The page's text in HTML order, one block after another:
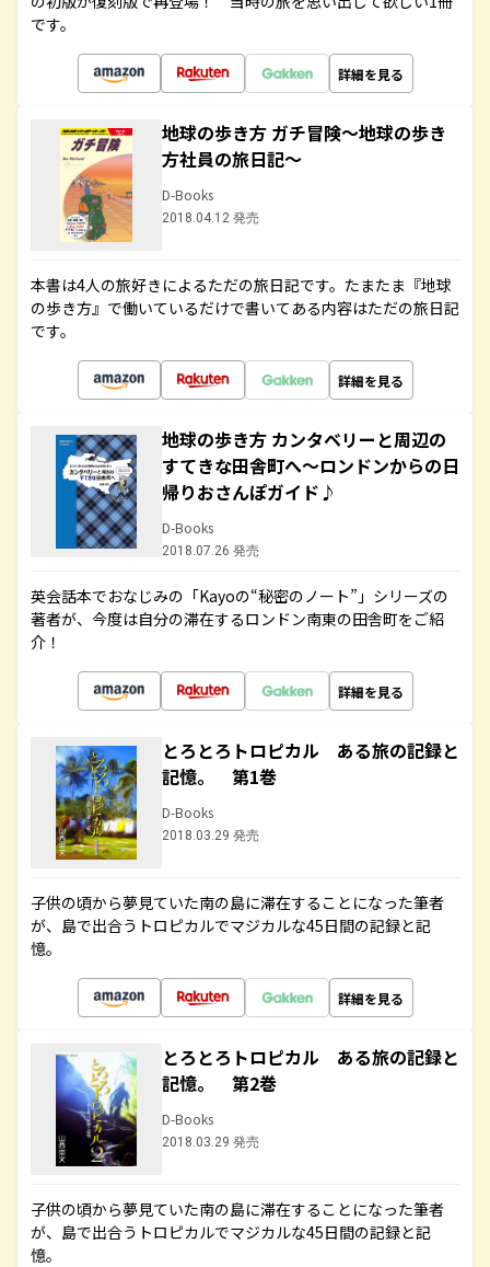
です。
詳細を見る
地球の歩き方 ガチ冒険～地球の歩き
方社員の旅日記～
D-Books
2018.04.12 発売
本書は4人の旅好きによるただの旅日記です。たまたま『地球
の歩き方』で働いているだけで書いてある内容はただの旅日記
です。
詳細を見る
地球の歩き方 カンタベリーと周辺の
すてきな田舎町へ～ロンドンからの日
帰りおさんぽガイド♪
D-Books
2018.07.26 発売
英会話本でおなじみの「Kayoの“秘密のノート”」シリーズの
著者が、今度は自分の滞在するロンドン南東の田舎町をご紹
介！
詳細を見る
とろとろトロピカル ある旅の記録と
記憶。 第1巻
D-Books
2018.03.29 発売
子供の頃から夢見ていた南の島に滞在することになった筆者
が、島で出合うトロピカルでマジカルな45日間の記録と記
憶。
詳細を見る
とろとろトロピカル ある旅の記録と
記憶。 第2巻
D-Books
2018.03.29 発売
子供の頃から夢見ていた南の島に滞在することになった筆者
が、島で出合うトロピカルでマジカルな45日間の記録と記
憶。